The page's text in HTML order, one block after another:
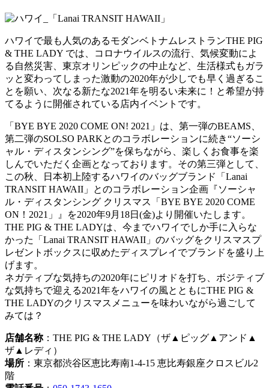
ハワイで最も人気のあるモダンベトナムレストランTHE PIG
& THE LADY では、コロナウイルスの流行、気候変動によ
る自然災害、東京オリンピックの中止など、生活様式もガラ
ッと変わってしまった激動の2020年が少しでも早く過ぎるこ
とを願い、次なる新たな2021年を明るい未来に！と希望が持
てるように開催されている店内イベントです。
「BYE BYE 2020 COME ON! 2021」は、第一弾のBEAMS、
第二弾のSOLSO PARKとのコラボレーションに続き“ソーシ
ャル・ディスタンシング”を保ちながら、楽しくお食事を楽
しんでいただく企画となっております。その第三弾として、
この秋、日本初上陸するハワイのバッグブランド「Lanai
TRANSIT HAWAII」とのコラボレーション企画『ソーシャ
ル・ディスタンシング クリスマス「BYE BYE 2020 COME
ON！2021」』を2020年9月18日(金)より開催いたします。
THE PIG & THE LADYは、今までハワイでしか手に入らな
かった「Lanai TRANSIT HAWAII」のバッグをクリスマスプ
レゼントボックスに収めたディスプレイでブランドを盛り上
げます。
ネガティブな気持ちの2020年にピリオドを打ち、ボジティブ
な気持ちで迎える2021年をハワイの風とともにTHE PIG &
THE LADYのクリスマスメニューを味わいながら過ごして
みては？
店舗名称：THE PIG & THE LADY（ザ▲ピッグ▲アンド▲
ザ▲レディ）
場所 ：東京都渋谷区恵比寿南1-4-15 恵比寿銀座クロスビル2
階